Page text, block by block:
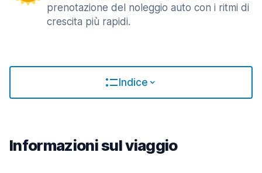
prenotazione del noleggio auto con i ritmi di
crescita più rapidi.
Indice
Informazioni sul viaggio